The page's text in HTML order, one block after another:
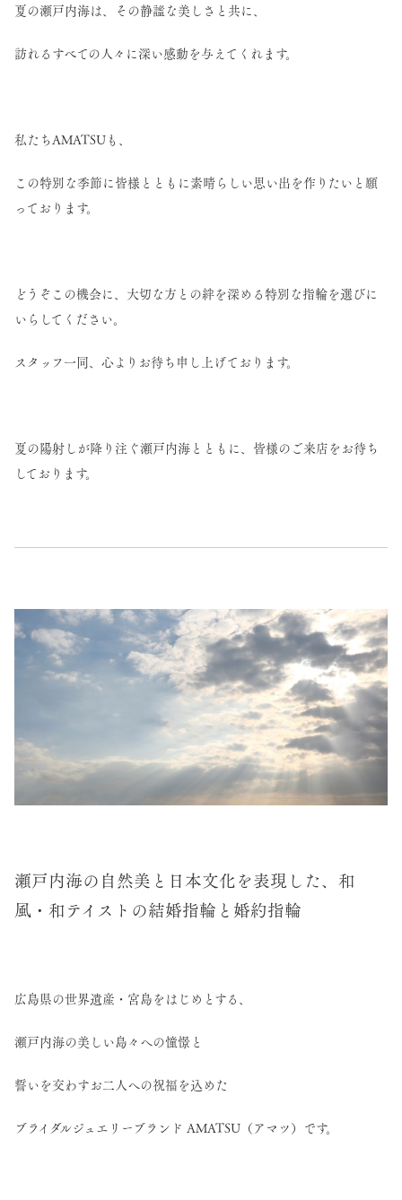
夏の瀬戸内海は、その静謐な美しさと共に、
訪れるすべての人々に深い感動を与えてくれます。
私たちAMATSUも、
この特別な季節に皆様とともに素晴らしい思い出を作りたいと願
っております。
どうぞこの機会に、大切な方との絆を深める特別な指輪を選びに
いらしてください。
スタッフ一同、心よりお待ち申し上げております。
夏の陽射しが降り注ぐ瀬戸内海とともに、皆様のご来店をお待ち
しております。
瀬戸内海の自然美と日本文化を表現した、和
風・和テイストの結婚指輪と婚約指輪
広島県の世界遺産・宮島をはじめとする、
瀬戸内海の美しい島々への憧憬と
誓いを交わすお二人への祝福を込めた
ブライダルジュエリーブランド AMATSU（アマツ）です。